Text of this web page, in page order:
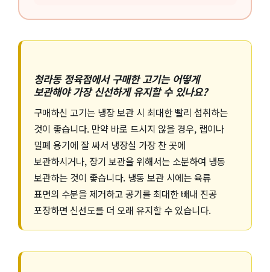
청라동 정육점에서 구매한 고기는 어떻게
보관해야 가장 신선하게 유지할 수 있나요?
구매하신 고기는 냉장 보관 시 최대한 빨리 섭취하는
것이 좋습니다. 만약 바로 드시지 않을 경우, 랩이나
밀폐 용기에 잘 싸서 냉장실 가장 찬 곳에
보관하시거나, 장기 보관을 위해서는 소분하여 냉동
보관하는 것이 좋습니다. 냉동 보관 시에는 육류
표면의 수분을 제거하고 공기를 최대한 빼내 진공
포장하면 신선도를 더 오래 유지할 수 있습니다.